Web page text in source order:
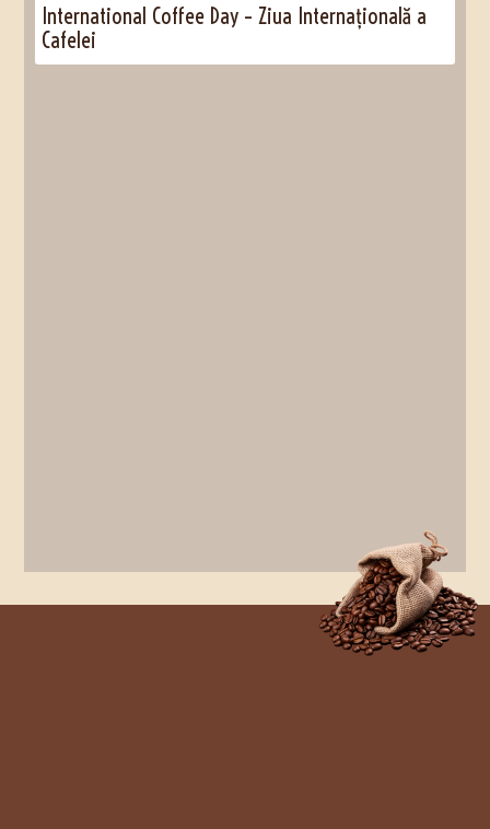
International Coffee Day – Ziua Internațională a
Cafelei